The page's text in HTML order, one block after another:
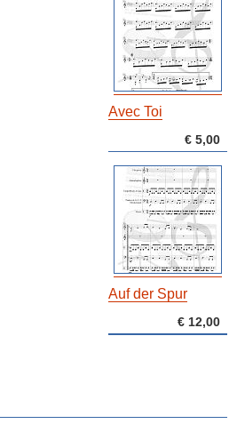
Avec Toi
€ 5,00
Auf der Spur
€ 12,00